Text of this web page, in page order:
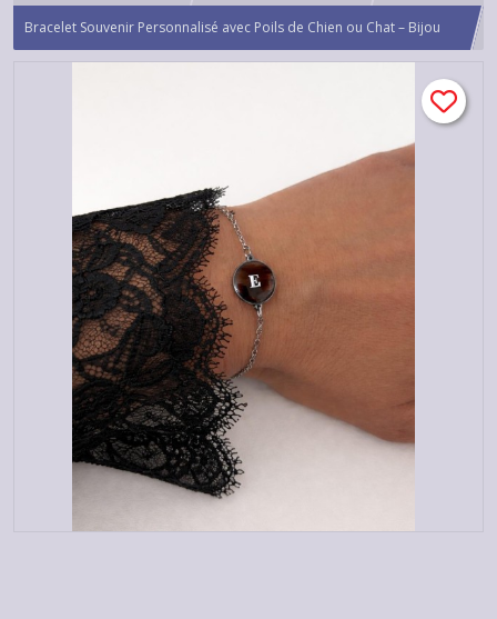
Bracelet Souvenir Personnalisé avec Poils de Chien ou Chat – Bijou